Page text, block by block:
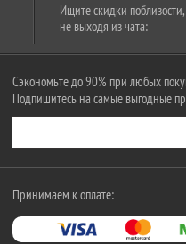
Ищите скидки поблизости,
не выходя из чата:
Сэкономьте до 90% при любых
Подпишитесь на самые выгодные
Принимаем к оплате: